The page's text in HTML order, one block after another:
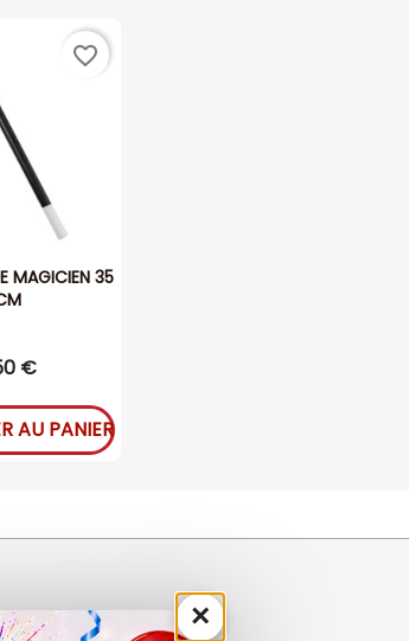
MAGICIEN 35
€
AU PANIER
favorite_border
00
×